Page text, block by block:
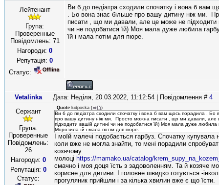
Лейтенант
Група:
Проверенные
Повідомлень: 71
Нагороди: 0
Репутація: 0
Статус:
Ви б до педіатра сходили спочатку і вона б вам
. Бо вона знає більше про вашу дитину ніж ми.
писати , що ми давали, але це може не підходити
чи не подобатися їй) Моя мала дуже любила
їй і мала потім для пюре.
Vetalinka Дата: Неділя, 20.03.2022, 11:12:54 | Повідомлення # 4
Сержант
Група:
Проверенные
Повідомлень:
26
Нагороди: 0
Репутація: 0
Статус:
Quote ludposka ( )
Ви б до педіатра сходили спочатку і вона б вам щось порадила . Бо
про вашу дитину ніж ми. Просто можна писати , що ми давали, але
підходити вашій дитині чи не подобатися їй) Моя мала дуже любила
Морозила їй і мала потім для пюре.
І моїй малечі подобається гарбуз. Спочатку купувала
коли вже не могла знайти, то мені порадили
козячому
молоці https://mamako.ua/catalog/
смачно і моя доця їсть з задоволенням. Та й козяче
корисне для дитини. І головне швидко готується -
прогуляник прийшли і за кілька хвилин вже є що їсти.